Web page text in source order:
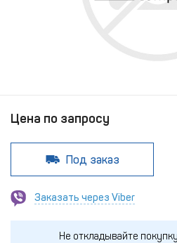
Цена по запросу
Под заказ
Заказать через Viber
Не откладывайте